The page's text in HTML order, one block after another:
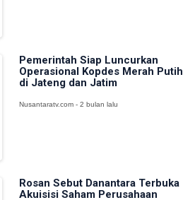
Pemerintah Siap Luncurkan
Operasional Kopdes Merah Putih
di Jateng dan Jatim
Nusantaratv.com - 2 bulan lalu
Rosan Sebut Danantara Terbuka
Akuisisi Saham Perusahaan